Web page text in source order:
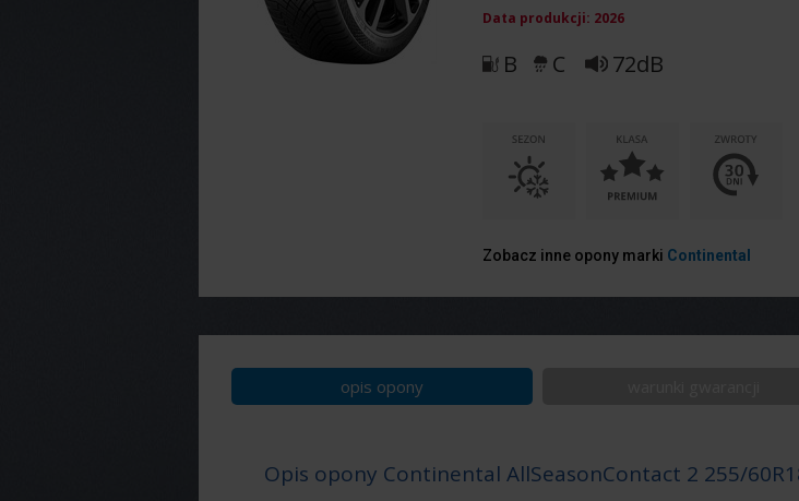
Data produkcji: 2026
B C 72dB
Zobacz inne opony marki Continental
opis opony
Opis opony Continental AllSeasonContact 2 255/